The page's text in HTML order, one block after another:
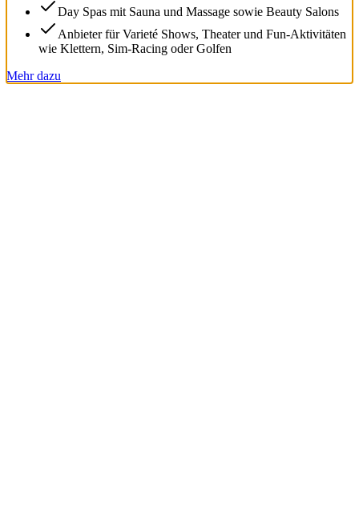
Day Spas mit Sauna und Massage sowie Beauty Salons
Anbieter für Varieté Shows, Theater und Fun-Aktivitäten
wie Klettern, Sim-Racing oder Golfen
Mehr dazu